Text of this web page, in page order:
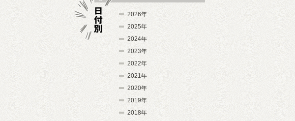
2026年
2025年
2024年
2023年
2022年
2021年
2020年
2019年
2018年